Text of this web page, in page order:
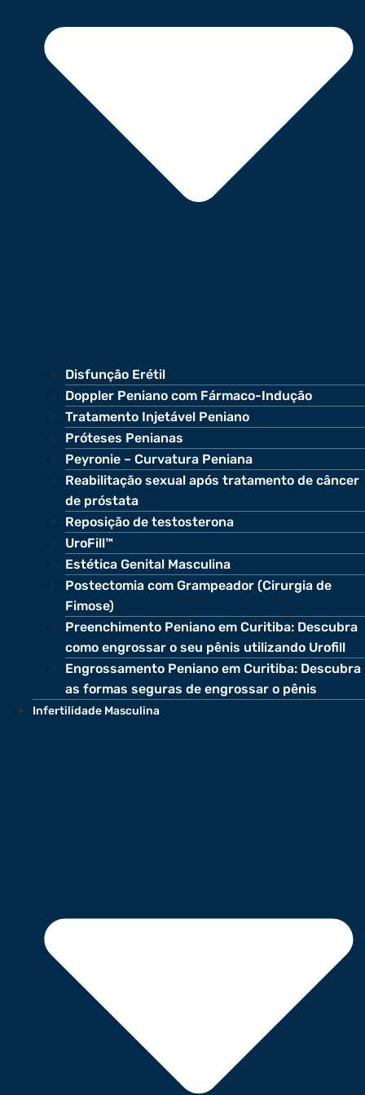
Disfunção Erétil
Doppler Peniano com Fármaco-Indução
Tratamento Injetável Peniano
Próteses Penianas
Peyronie – Curvatura Peniana
Reabilitação sexual após tratamento de câncer
de próstata
Reposição de testosterona
UroFill™
Estética Genital Masculina
Postectomia com Grampeador (Cirurgia de
Fimose)
Preenchimento Peniano em Curitiba: Descubra
como engrossar o seu pênis utilizando Urofill
Engrossamento Peniano em Curitiba: Descubra
as formas seguras de engrossar o pênis
Infertilidade Masculina